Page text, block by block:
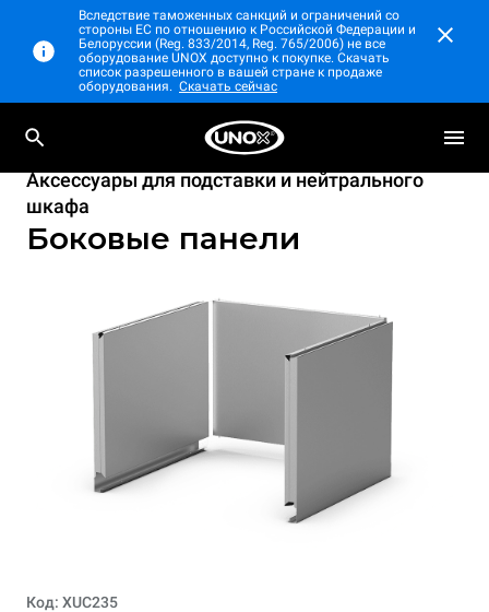
Вследствие таможенных санкций и ограничений со
стороны ЕС по отношению к Российской Федерации и
Белоруссии (Reg. 833/2014, Reg. 765/2006) не все
оборудование UNOX доступно к покупке. Скачать
список разрешенного в вашей стране к продаже
оборудования. Скачать сейчас
Аксессуары для подставки и нейтрального
шкафа
Боковые панели
Код: XUC235